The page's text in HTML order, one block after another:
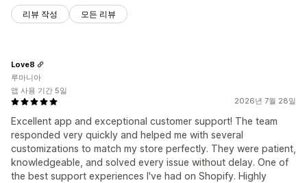
리뷰 작성 모든 리뷰
2026년 7월 28일
Excellent app and exceptional customer support! The team
responded very quickly and helped me with several
customizations to match my store perfectly. They were patient,
knowledgeable, and solved every issue without delay. One of
the best support experiences I've had on Shopify. Highly
Love8
루마니아
앱 사용 기간 5일